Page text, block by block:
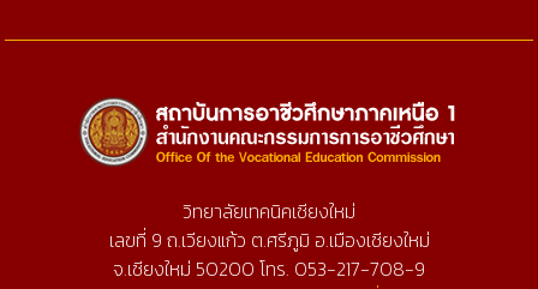
วิทยาลัยเทคนิคเชียงใหม่
เลขที่ 9 ถ.เวียงแก้ว ต.ศรีภูมิ อ.เมืองเชียงใหม่
จ.เชียงใหม่ 50200 โทร. 053-217-708-9